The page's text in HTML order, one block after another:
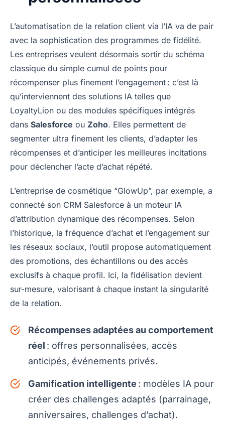
L’automatisation de la relation client via l’IA va de pair
avec la sophistication des programmes de fidélité.
Les entreprises veulent désormais sortir du schéma
classique du simple cumul de points pour
récompenser plus finement l’engagement : c’est là
qu’interviennent des solutions IA telles que
LoyaltyLion ou des modules spécifiques intégrés
dans Salesforce ou Zoho. Elles permettent de
segmenter ultra finement les clients, d’adapter les
récompenses et d’anticiper les meilleures incitations
pour déclencher l’acte d’achat répété.
L’entreprise de cosmétique “GlowUp”, par exemple, a
connecté son CRM Salesforce à un moteur IA
d’attribution dynamique des récompenses. Selon
l’historique, la fréquence d’achat et l’engagement sur
les réseaux sociaux, l’outil propose automatiquement
des promotions, des échantillons ou des accès
exclusifs à chaque profil. Ici, la fidélisation devient
sur-mesure, valorisant à chaque instant la singularité
de la relation.
Récompenses adaptées au comportement
réel : offres personnalisées, accès
anticipés, événements privés.
Gamification intelligente : modèles IA pour
créer des challenges adaptés (parrainage,
anniversaires, challenges d’achat).